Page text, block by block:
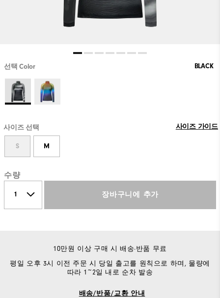
선택 Color BLACK
사이즈 선택 사이즈 가이드
S M
수량
장바구니에 추가
10만원 이상 구매 시 배송·반품 무료
평일 오후 3시 이전 주문 시 당일 출고를 원칙으로 하며, 물량에
따라 1~2일 내로 순차 발송
배송/반품/교환 안내